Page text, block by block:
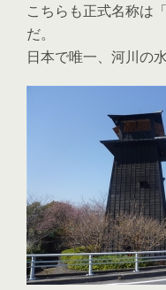
こちらも正式名称は
だ。
日本で唯一、河川の